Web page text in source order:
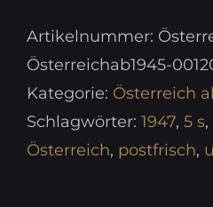
Artikelnummer:
Österreichab1945-
Kategorie: Österreich
Schlagwörter: 1947, 5 s,
Österreich, postfrisch,